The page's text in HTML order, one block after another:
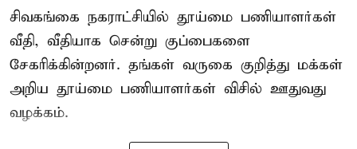
சிவகங்கை நகராட்சியில் தூய்மை பணியாளர்கள்
வீதி, வீதியாக சென்று குப்பைகளை
சேகரிக்கின்றனர். தங்கள் வருகை குறித்து மக்கள்
அறிய தூய்மை பணியாளர்கள் விசில் ஊதுவது
வழக்கம்.